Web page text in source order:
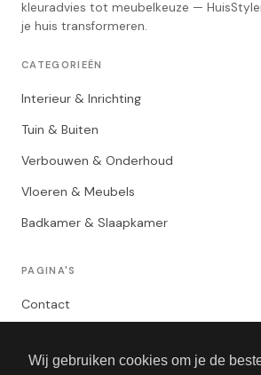
Wij gebruiken cookies om je de
kleuradvies tot meubelkeuze —
je huis transformeren.
CATEGORIEËN
Interieur & Inrichting
Tuin & Buiten
Verbouwen & Onderhoud
Vloeren & Meubels
Badkamer & Slaapkamer
PAGINA'S
Contact
Algemene Voorwaarden